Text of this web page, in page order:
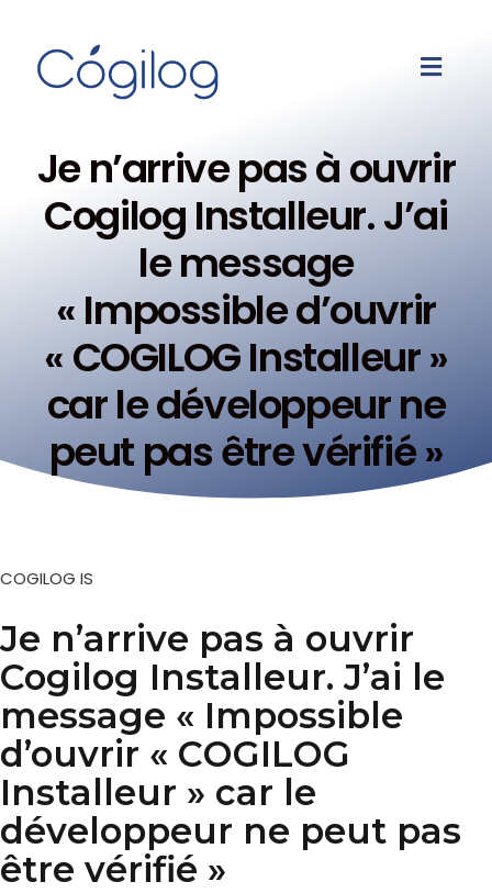
Je n’arrive pas à ouvrir
Cogilog Installeur. J’ai
le message
« Impossible d’ouvrir
« COGILOG Installeur »
car le développeur ne
peut pas être vérifié »
COGILOG IS
Je n’arrive pas à ouvrir
Cogilog Installeur. J’ai le
message « Impossible
d’ouvrir « COGILOG
Installeur » car le
développeur ne peut pas
être vérifié »